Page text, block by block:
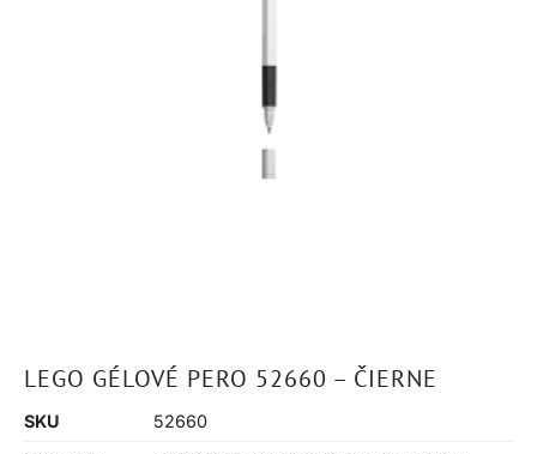
LEGO GÉLOVÉ PERO 52660 – ČIERNE
SKU
52660